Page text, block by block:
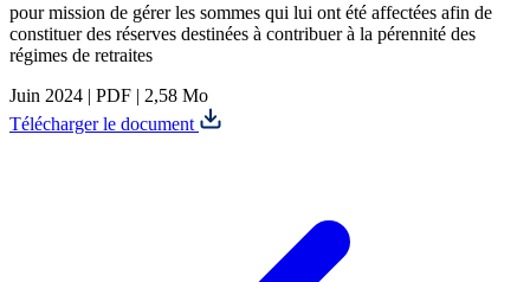
pour mission de gérer les sommes qui lui ont été affectées afin de
constituer des réserves destinées à contribuer à la pérennité des
régimes de retraites
Juin 2024 | PDF | 2,58 Mo
Télécharger le document